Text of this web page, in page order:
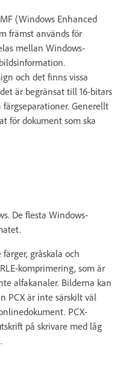
(Windows Enhanced
främst används för
mellan Windows-
och det finns vissa
är begränsat till 16-bitars
Generellt
för dokument som ska
De flesta Windows-
gråskala och
komprimering, som är
alfakanaler. Bilderna kan
PCX är inte särskilt väl
PCX-
på skrivare med låg